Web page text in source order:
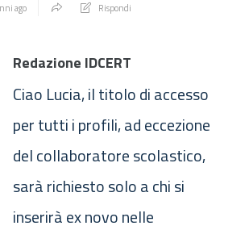
ago Rispondi
Redazione IDCERT
Ciao Lucia, il titolo di accesso
per tutti i profili, ad eccezione
del collaboratore scolastico,
sarà richiesto solo a chi si
inserirà ex novo nelle